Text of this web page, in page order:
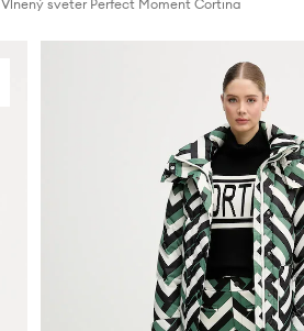
Vlnený sveter Perfect Moment Cortina